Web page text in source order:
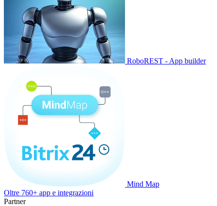
RoboREST - App builder
Mind Map
Oltre 760+ app e integrazioni
Partner